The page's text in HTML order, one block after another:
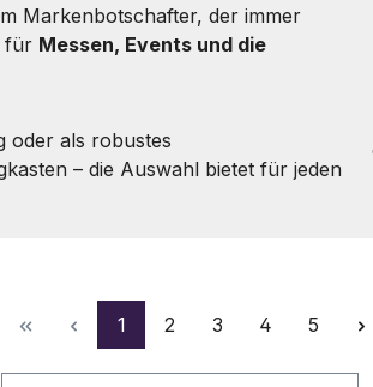
Markenbotschafter, der immer
für Messen, Events und die
oder als robustes
– die Auswahl bietet für jeden
Seite
1 Seite
2 Seite
3 Seite
4 Seite
5